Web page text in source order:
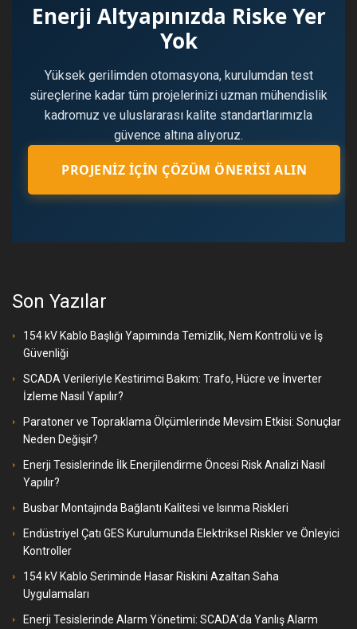
Enerji Altyapınızda Riske Yer
Yok
Yüksek gerilimden otomasyona, kurulumdan test
süreçlerine kadar tüm projelerinizi uzman mühendislik
kadromuz ve uluslararası kalite standartlarımızla
güvence altına alıyoruz.
PROJENIZ İÇIN ÇÖZÜM ÖNERISI ALIN
Son Yazılar
154 kV Kablo Başlığı Yapımında Temizlik, Nem Kontrolü ve İş
Güvenliği
SCADA Verileriyle Kestirimci Bakım: Trafo, Hücre ve İnverter
İzleme Nasıl Yapılır?
Paratoner ve Topraklama Ölçümlerinde Mevsim Etkisi: Sonuçlar
Neden Değişir?
Enerji Tesislerinde İlk Enerjilendirme Öncesi Risk Analizi Nasıl
Yapılır?
Busbar Montajında Bağlantı Kalitesi ve Isınma Riskleri
Endüstriyel Çatı GES Kurulumunda Elektriksel Riskler ve Önleyici
Kontroller
154 kV Kablo Seriminde Hasar Riskini Azaltan Saha
Uygulamaları
Enerji Tesislerinde Alarm Yönetimi: SCADA’da Yanlış Alarm